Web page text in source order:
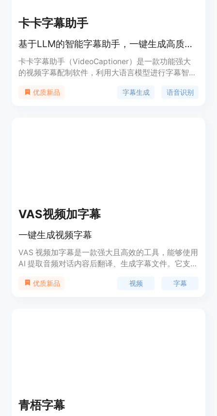
卡卡字幕助手
基于LLM的智能字幕助手，一键生成高质量视频字幕
卡卡字幕助手（VideoCaptioner）是一款功能强大
的视频字幕配制软件，利用大语言模型进行字幕智能
处理。产品无需高配置，操作简单，内置基础LLM模
优质新品 字幕生成 语音识别
VAS视频加字幕
一键生成视频字幕
VAS 视频加字幕是一款强大且高效的工具，能够使用
AI 提取音频对话内容后翻译、生成字幕文件。它支持
频、字幕微调、超多语种、实时预览、断点续传等功
优质新品 视频 字幕
青梧字幕